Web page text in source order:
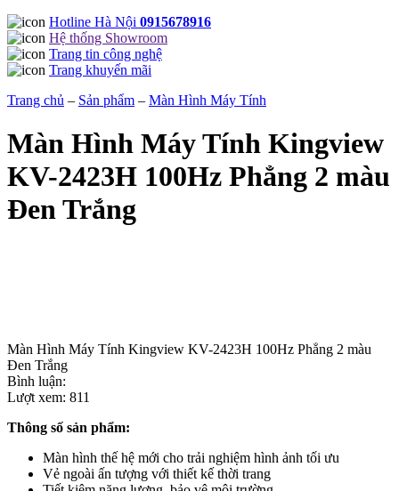
Hotline Hà Nội 0915678916
Hệ thống Showroom
Trang tin công nghệ
Trang khuyến mãi
Trang chủ – Sản phẩm – Màn Hình Máy Tính
Màn Hình Máy Tính Kingview
KV-2423H 100Hz Phẳng 2 màu
Đen Trắng
Màn Hình Máy Tính Kingview KV-2423H 100Hz Phẳng 2 màu
Đen Trắng
Bình luận:
Lượt xem: 811
Thông số sản phẩm:
Màn hình thế hệ mới cho trải nghiệm hình ảnh tối ưu
Vẻ ngoài ấn tượng với thiết kế thời trang